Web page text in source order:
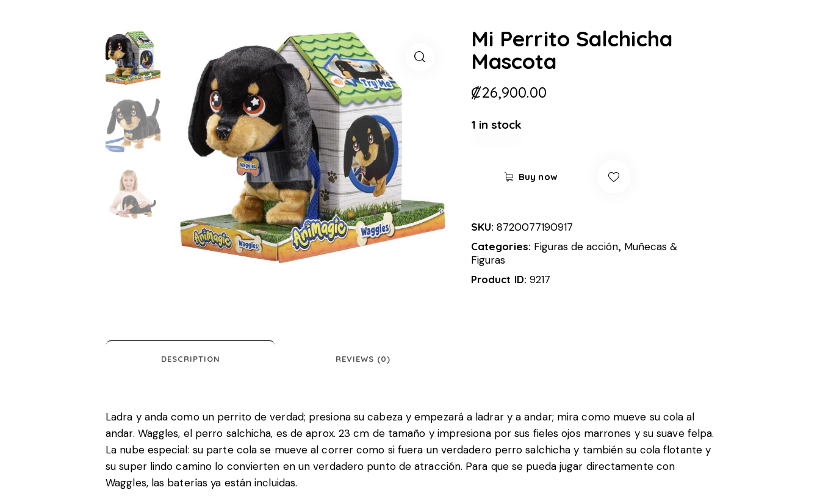
Mi Perrito Salchicha
Mascota
₡26,900.00
1 in stock
Buy now
SKU:8720077190917
Categories: Figuras de acción, Muñecas &
Figuras
Product ID:9217
DESCRIPTION REVIEWS (0)
Ladra y anda como un perrito de verdad; presiona su cabeza y empezará a ladrar y a andar; mira como mueve su cola al
andar. Waggles, el perro salchicha, es de aprox. 23 cm de tamaño y impresiona por sus fieles ojos marrones y su suave felpa.
La nube especial: su parte cola se mueve al correr como si fuera un verdadero perro salchicha y también su cola flotante y
su super lindo camino lo convierten en un verdadero punto de atracción. Para que se pueda jugar directamente con
Waggles, las baterías ya están incluidas.